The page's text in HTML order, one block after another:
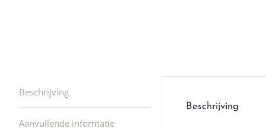
Beschrijving
Aanvullende informatie
Beschrijving